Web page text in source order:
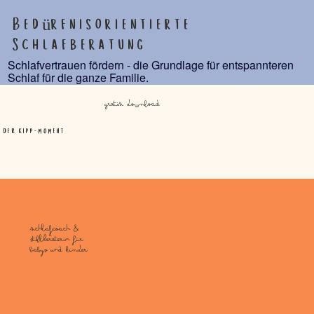
Schlafvertrauen fördern - die Grundlage für entspannteren
Schlaf für die ganze Familie.
Bedürfnisorientierte
Schlafberatung
der kipp-moment
gratis download
Schlafcoach &
stillberaterin für
babys und kinder